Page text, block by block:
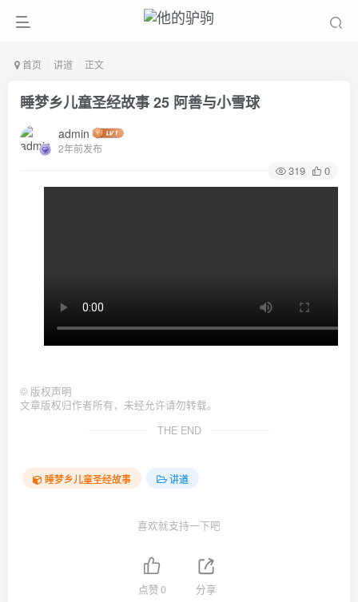
首页 讲道 正文
睡梦乡儿童圣经故事 25 阿善与小雪球
admin
2年前发布
319 0
© 版权声明
文章版权归作者所有，未经允许请勿转载。
THE END
睡梦乡儿童圣经故事 讲道
喜欢就支持一下吧
点赞0 分享